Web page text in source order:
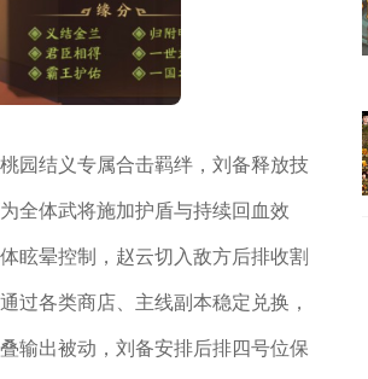
园结义专属合击羁绊，刘备释放技
全体武将施加护盾与持续回血效
眩晕控制，赵云切入敌方后排收割
过各类商店、主线副本稳定兑换，
输出被动，刘备安排后排四号位保